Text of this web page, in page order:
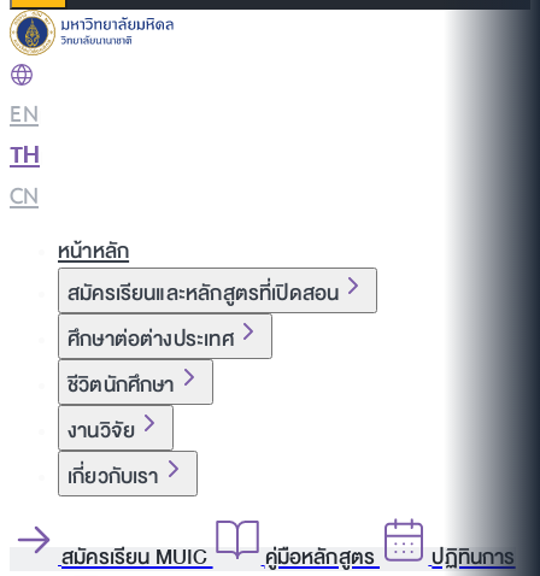
EN
TH
CN
หน้าหลัก
สมัครเรียนและหลักสูตรที่เปิดสอน
ศึกษาต่อต่างประเทศ
ชีวิตนักศึกษา
งานวิจัย
เกี่ยวกับเรา
สมัครเรียน MUIC คู่มือหลักสูตร
ปฏิทินการ